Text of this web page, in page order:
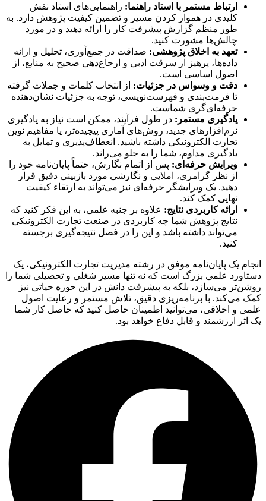
ارتباط مستمر با استاد راهنما: راهنمایی‌های استاد نقش
کلیدی در هموار کردن مسیر و تضمین کیفیت پژوهش دارد. به
طور منظم گزارش پیشرفت کار را ارائه دهید و در مورد
چالش‌ها مشورت کنید.
تعهد به اخلاق پژوهشی: صداقت در جمع‌آوری، تحلیل و ارائه
داده‌ها، پرهیز از سرقت ادبی و ارجاع‌دهی صحیح به منابع، از
اصول اساسی است.
دقت و وسواس در جزئیات: از انتخاب کلمات و جملات گرفته
تا فرمت‌بندی و فهرست‌نویسی، توجه به جزئیات نشان‌دهنده
حرفه‌ای‌گری شماست.
یادگیری مستمر: در طول فرآیند، ممکن است نیاز به یادگیری
نرم‌افزارهای جدید، روش‌های آماری پیچیده‌تر، یا مفاهیم نوین
تجارت الکترونیکی داشته باشید. انعطاف‌پذیری و تمایل به
یادگیری مداوم، شما را به جلو می‌راند.
ویرایش حرفه‌ای: پس از اتمام نگارش، حتماً پایان‌نامه خود را
از نظر گرامری، املایی و نگارشی مورد بازبینی دقیق قرار
دهید. یک ویرایشگر حرفه‌ای نیز می‌تواند به ارتقاء کیفیت
نهایی کمک کند.
ارائه کاربردی نتایج: علاوه بر جنبه علمی، به این فکر کنید که
نتایج پژوهش شما چه کاربردی در صنعت تجارت الکترونیکی
می‌تواند داشته باشد و این را در فصل نتیجه‌گیری برجسته
کنید.
انجام یک پایان‌نامه موفق در رشته مدیریت تجارت الکترونیکی، یک
دستاورد علمی بزرگ است که نه تنها مسیر شغلی و تحصیلی شما را
روشن‌تر می‌سازد، بلکه به پیشرفت دانش در این حوزه حیاتی نیز
کمک می‌کند. با برنامه‌ریزی دقیق، تلاش مستمر و رعایت اصول
علمی و اخلاقی، می‌توانید اطمینان حاصل کنید که حاصل کار شما
یک اثر ارزشمند و قابل دفاع خواهد بود.